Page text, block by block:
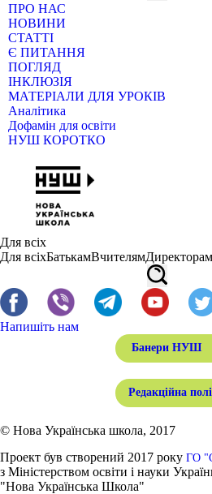
ПРО НАС
НОВИНИ
СТАТТІ
Є ПИТАННЯ
ПОГЛЯД
ІНКЛЮЗІЯ
МАТЕРІАЛИ ДЛЯ УРОКІВ
Аналітика
Дофамін для освіти
НУШ КОРОТКО
Для всіх
Для всіхБатькамВчителямДиректорам
Напишіть нам
Банери НУШ
Редакційна
© Нова Українська школа, 2017
Проект був створений 2017 року ГО
з Міністерством освіти і науки
"Нова Українська Школа"